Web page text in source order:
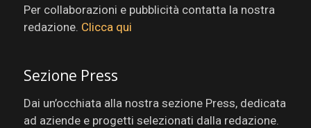
Per collaborazioni e pubblicità contatta la nostra
redazione. Clicca qui
Sezione Press
Dai un’occhiata alla nostra sezione Press, dedicata
ad aziende e progetti selezionati dalla redazione.